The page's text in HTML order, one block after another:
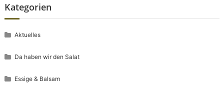
Kategorien
Aktuelles
Da haben wir den Salat
Essige & Balsam